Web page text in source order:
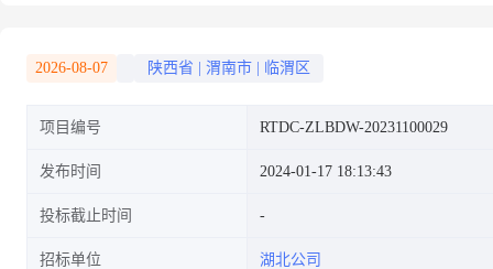
2026-08-07 陕西省 渭南市 临渭区
项目编号 RTDC-ZLBDW-20231100029
发布时间 2024-01-17 18:13:43
投标截止时间
招标单位 湖北公司